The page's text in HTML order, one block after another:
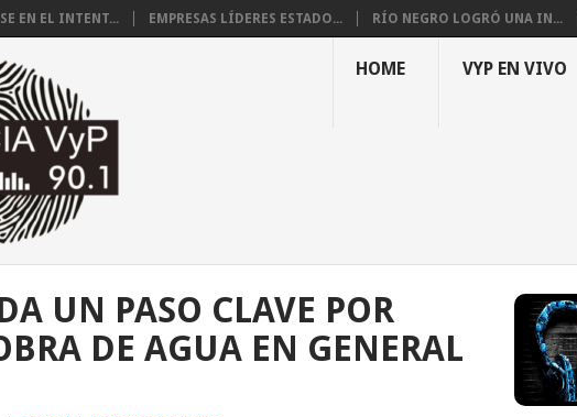
EN EL INTENT... EMPRESAS LÍDERES ESTADO... RÍO NEGRO LOGRÓ UNA IN...
HOME VYP EN VIVO
UN PASO CLAVE POR
DE AGUA EN GENERAL